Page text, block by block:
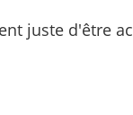
juste d'être